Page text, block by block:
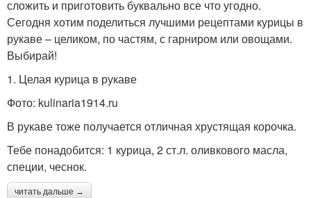
сложить и приготовить буквально все что угодно.
Сегодня хотим поделиться лучшими рецептами курицы в
рукаве – целиком, по частям, с гарниром или овощами.
Выбирай!
1. Целая курица в рукаве
Фото: kulinaria1914.ru
В рукаве тоже получается отличная хрустящая корочка.
Тебе понадобится: 1 курица, 2 ст.л. оливкового масла,
специи, чеснок.
читать дальше →